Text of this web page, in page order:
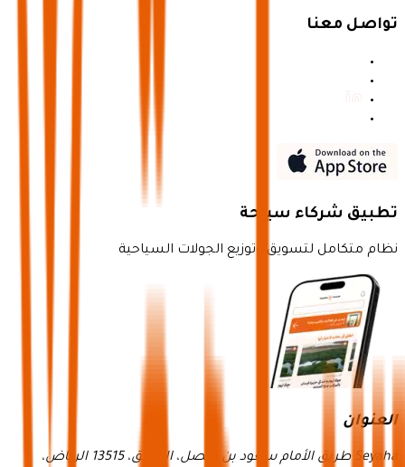
تواصل معنا
تطبيق شركاء سياحة
نظام متكامل لتسويق وتوزيع الجولات السياحية
العنوان
Seyaha طريق الأمام سعود بن فيصل، العقيق، 13515 الرياض،